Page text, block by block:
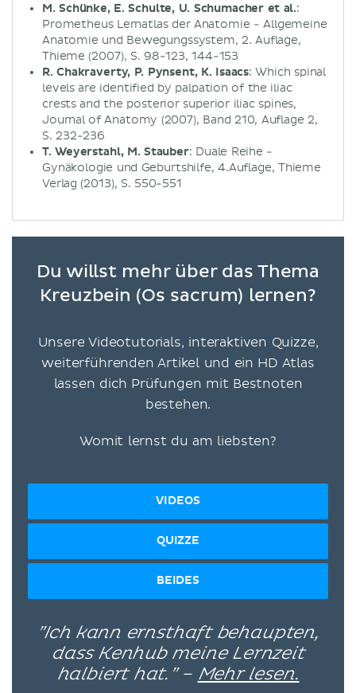
M. Schünke, E. Schulte, U. Schumacher et al.:
Prometheus Lernatlas der Anatomie - Allgemeine
Anatomie und Bewegungssystem, 2. Auflage,
Thieme (2007), S. 98-123, 144-153
R. Chakraverty, P. Pynsent, K. Isaacs: Which spinal
levels are identified by palpation of the iliac
crests and the posterior superior iliac spines,
Journal of Anatomy (2007), Band 210, Auflage 2,
S. 232-236
T. Weyerstahl, M. Stauber: Duale Reihe -
Gynäkologie und Geburtshilfe, 4.Auflage, Thieme
Verlag (2013), S. 550-551
Du willst mehr über das Thema
Kreuzbein (Os sacrum) lernen?
Unsere Videotutorials, interaktiven Quizze,
weiterführenden Artikel und ein HD Atlas
lassen dich Prüfungen mit Bestnoten
bestehen.
Womit lernst du am liebsten?
VIDEOS
QUIZZE
BEIDES
”Ich kann ernsthaft behaupten,
dass Kenhub meine Lernzeit
halbiert hat.” – Mehr lesen.